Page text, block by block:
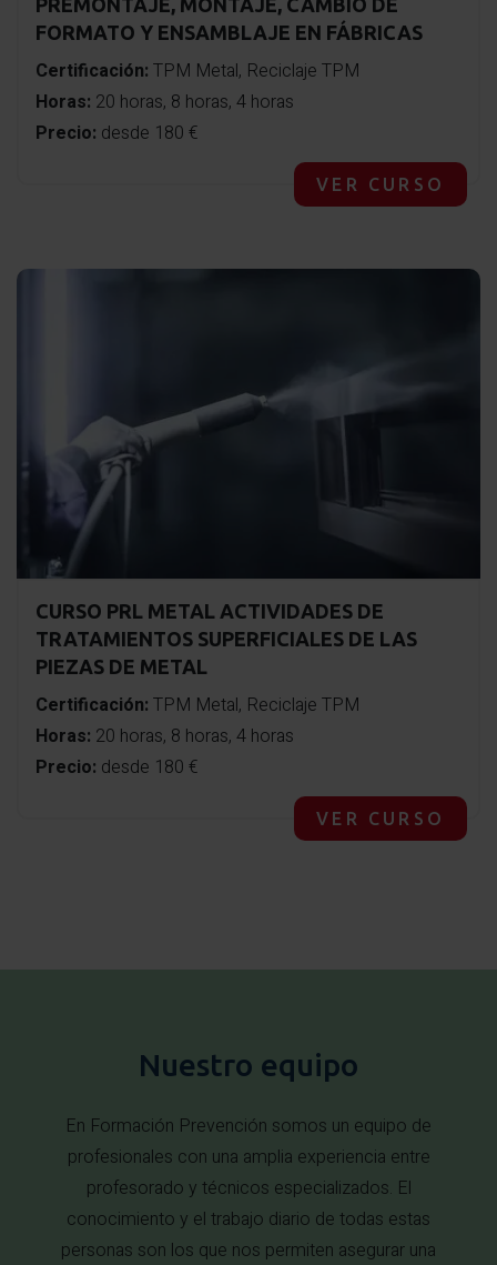
PREMONTAJE, MONTAJE, CAMBIO DE
FORMATO Y ENSAMBLAJE EN FÁBRICAS
Certificación: TPM Metal, Reciclaje TPM
Horas: 20 horas, 8 horas, 4 horas
Precio: desde 180 €
VER CURSO
CURSO PRL METAL ACTIVIDADES DE
TRATAMIENTOS SUPERFICIALES DE LAS
PIEZAS DE METAL
Certificación: TPM Metal, Reciclaje TPM
Horas: 20 horas, 8 horas, 4 horas
Precio: desde 180 €
VER CURSO
Nuestro equipo
En Formación Prevención somos un equipo de
profesionales con una amplia experiencia entre
profesorado y técnicos especializados. El
conocimiento y el trabajo diario de todas estas
personas son los que nos permiten asegurar una